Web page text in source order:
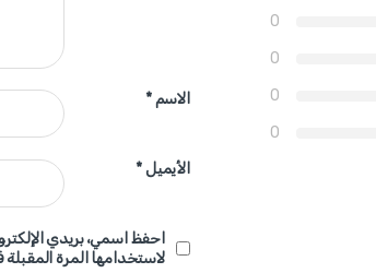
0
0
0
0
الاسم*
الأيميل*
احفظ اسمي، بريدي
لاستخدامها المرة